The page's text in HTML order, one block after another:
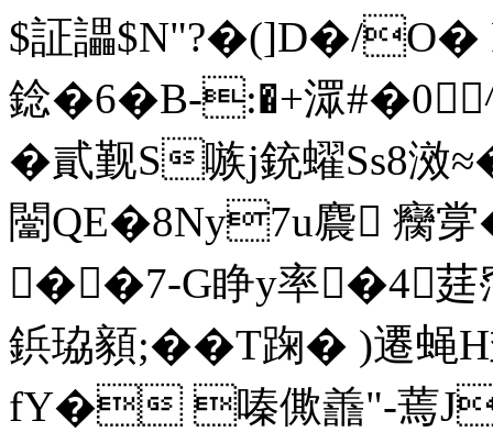
$証讄$N"?�(]D�/O�
錜�6�B-:�+潀
�貳觐S嗾j銃蠗Ss8
闣QE�8Ny7u麎 癵牚
��7‐G睁y率�4莛
鋲珕顡;��T踘� )遷
fY� 嗪僛譱"-蔫J袦